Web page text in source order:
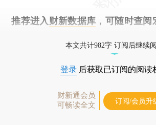
推荐进入 财新数据库 ，可随时查
本文共计982字 订阅后继续
登录 后获取已订阅的阅读
财新通会员
可畅读全文
订阅/会员升